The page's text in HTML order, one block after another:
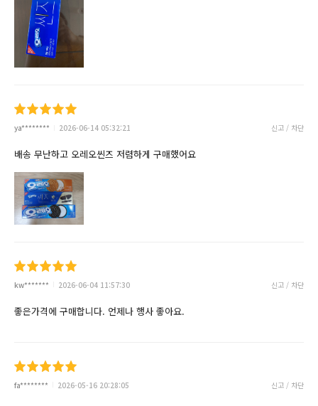
ya******** 2026-06-14 05:32:21 신고 / 차단
배송 무난하고 오레오씬즈 저렴하게 구매했어요
kw******* 2026-06-04 11:57:30 신고 / 차단
좋은가격에 구매합니다. 언제나 행사 좋아요.
fa******** 2026-05-16 20:28:05 신고 / 차단